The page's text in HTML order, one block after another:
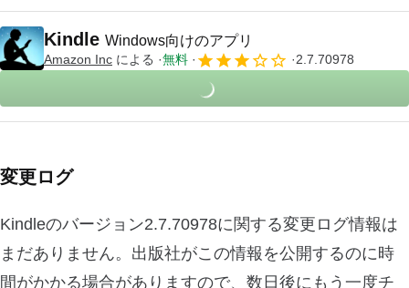
Kindle Windows向けのアプリ
Amazon Inc による 無料 2.7.70978
変更ログ
Kindleのバージョン2.7.70978に関する変更ログ情報は
まだありません。出版社がこの情報を公開するのに時
間がかかる場合がありますので、数日後にもう一度チ